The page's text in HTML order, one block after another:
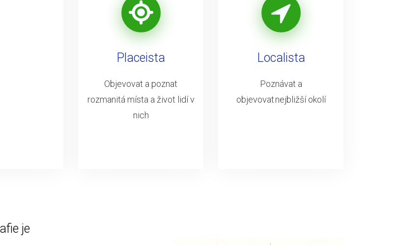
Placeista
Objevovat a poznat
rozmanitá místa a život lidí v
nich
Localista
Poznávat a
objevovat nejbližší okolí
je